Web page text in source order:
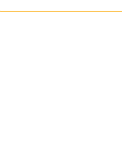
恥ずかしい行為だ
、時間が許す限り
りすることはあり
なたのお話を伺っ
とがあると思いま